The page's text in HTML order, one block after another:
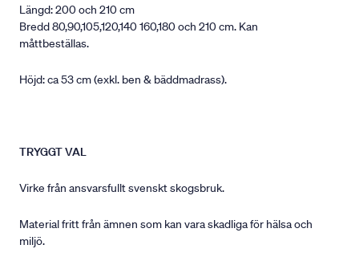
Längd: 200 och 210 cm
Bredd 80,90,105,120,140 160,180 och 210 cm. Kan
måttbeställas.
Höjd: ca 53 cm (exkl. ben & bäddmadrass).
TRYGGT VAL
Virke från ansvarsfullt svenskt skogsbruk.
Material fritt från ämnen som kan vara skadliga för hälsa och
miljö.